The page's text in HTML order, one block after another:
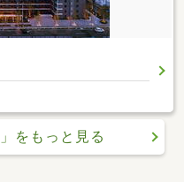
」をもっと見る